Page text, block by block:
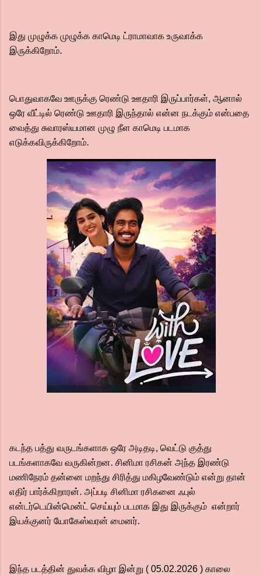
இது முழுக்க முழுக்க காமெடி ட்ராமாவாக உருவாக்க
இருக்கிறோம்.
பொதுவாகவே ஊருக்கு ரெண்டு ஊதாரி இருப்பார்கள், ஆனால்
ஒரே வீட்டில் ரெண்டு ஊதாரி இருந்தால் என்ன நடக்கும் என்பதை
வைத்து சுவாரஸ்யமான முழு நீள காமெடி படமாக
எடுக்கவிருக்கிறோம்.
கடந்த பத்து வருடங்களாக ஒரே அடிதடி, வெட்டு குத்து
படங்களாகவே வருகின்றன. சினிமா ரசிகன் அந்த இரண்டு
மணிநேரம் தன்னை மறந்து சிரித்து மகிழவேண்டும் என்று தான்
எதிர் பார்க்கிறாரன். அப்படி சினிமா ரசிகனை ஃபுல்
என்டர்டெயின்மென்ட் செய்யும் படமாக இது இருக்கும் என்றார்
இயக்குனர் யோகேஸ்வரன் மைனர்.
இந்த படத்தின் துவக்க விழா இன்று ( 05.02.2026 ) காலை